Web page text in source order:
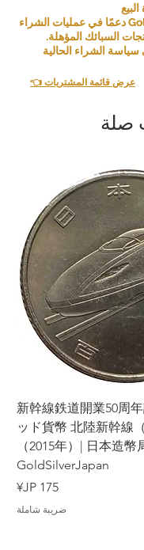
تقدم GoldSilverJapan دعمًا في عمليات الشراء
السبائك المؤهلة.
الشراء الحالية
👈 عرض قائمة المشتريات
صلة
新幹線鉄道開業50周
ッド貨幣 北陸新幹線
（2015年）| 日本造幣
GoldSilverJapan
السعر
ضريبة شاملة